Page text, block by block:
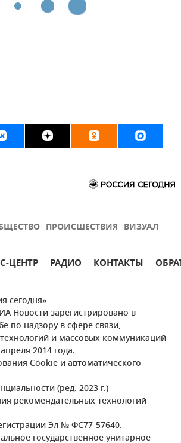
ПРОИСШЕСТВИЯ ВИЗУАЛ
ЦЕНТР РАДИО КОНТАКТЫ
сегодня»
Новости зарегистрировано в
по надзору в сфере связи,
и массовых коммуникаций
2014 года.
Cookie и автоматического
(ред. 2023 г.)
рекомендательных технологий
Эл № ФС77-57640.
государственное унитарное